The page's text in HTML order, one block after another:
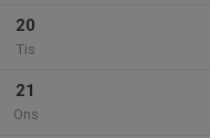
20
Tis
21
Ons